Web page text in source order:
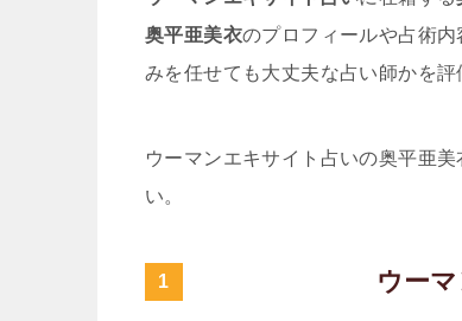
奥平亜美衣のプロフィールや占術
みを任せても大丈夫な占い師かを評
ウーマンエキサイト占いの奥平亜
い。
ウー